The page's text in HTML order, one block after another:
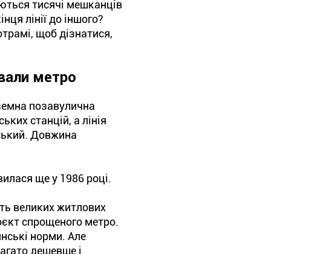
тисячі мешканців
лінії до іншого?
щоб дізнатися,
метро
позавулична
станцій, а лінія
Довжина
ще у 1986 році.
великих житлових
спрощеного метро.
норми. Але
дешевше і